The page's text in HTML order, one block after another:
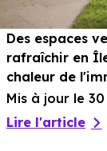
Des espaces
rafraîchir en
chaleur de
Mis à jour le
Lire l'article